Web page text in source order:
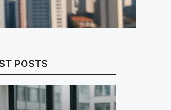
POSTS